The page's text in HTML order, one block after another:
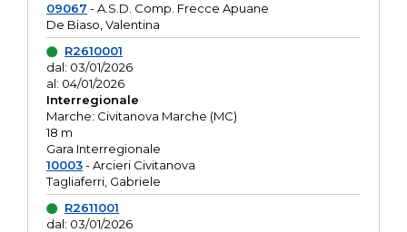
09067 - A.S.D. Comp. Frecce Apuane
De Biaso, Valentina
R2610001
dal: 03/01/2026
al: 04/01/2026
Interregionale
Marche: Civitanova Marche (MC)
18 m
Gara Interregionale
10003- Arcieri Civitanova
Tagliaferri, Gabriele
R2611001
dal: 03/01/2026